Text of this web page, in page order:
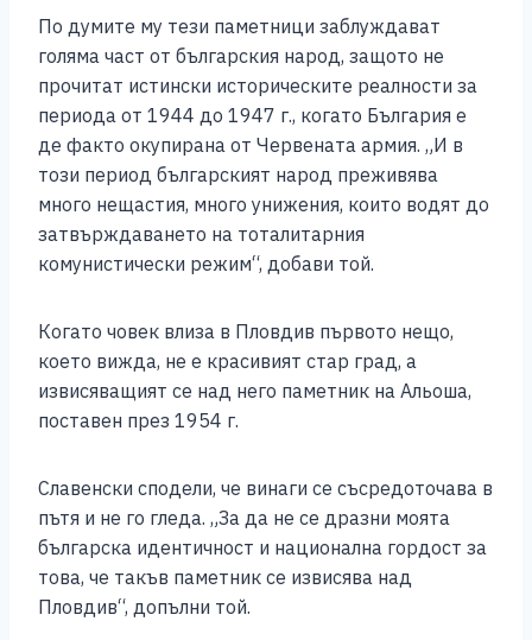
По думите му тези паметници заблуждават
голяма част от българския народ, защото не
прочитат истински историческите реалности за
периода от 1944 до 1947 г., когато България е
де факто окупирана от Червената армия. „И в
този период българският народ преживява
много нещастия, много унижения, които водят до
затвърждаването на тоталитарния
комунистически режим“, добави той.
Когато човек влиза в Пловдив първото нещо,
което вижда, не е красивият стар град, а
извисяващият се над него паметник на Альоша,
поставен през 1954 г.
Славенски сподели, че винаги се съсредоточава в
пътя и не го гледа. „За да не се дразни моята
българска идентичност и национална гордост за
това, че такъв паметник се извисява над
Пловдив“, допълни той.